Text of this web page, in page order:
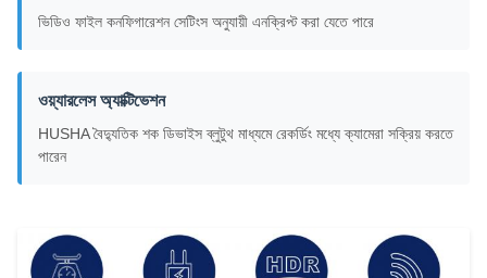
ভিডিও ফাইল কনফিগারেশন সেটিংস অনুযায়ী এনক্রিপ্ট করা যেতে পারে
ওয়্যারলেস অ্যাক্টিভেশন
HUSHA বৈদ্যুতিক শক ডিভাইস ব্লুটুথ মাধ্যমে রেকর্ডিং মধ্যে ক্যামেরা সক্রিয় করতে
পারেন